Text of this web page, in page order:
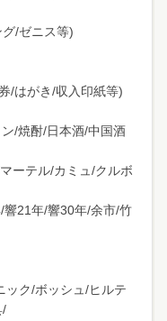
/ゼニス等)
/はがき/収入印紙等)
/焼酎/日本酒/中国酒
ーテル/カミュ/クルボ
21年/響30年/余市/竹
ック/ボッシュ/ヒルテ
/